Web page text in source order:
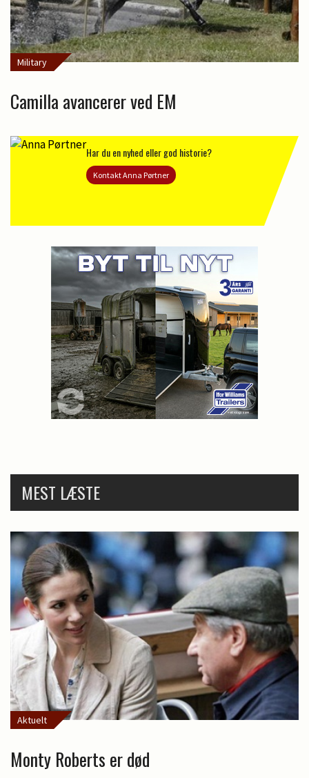
Military
Camilla avancerer ved EM
Har du en nyhed eller god historie?
Kontakt Anna Pørtner
MEST LÆSTE
Aktuelt
Monty Roberts er død